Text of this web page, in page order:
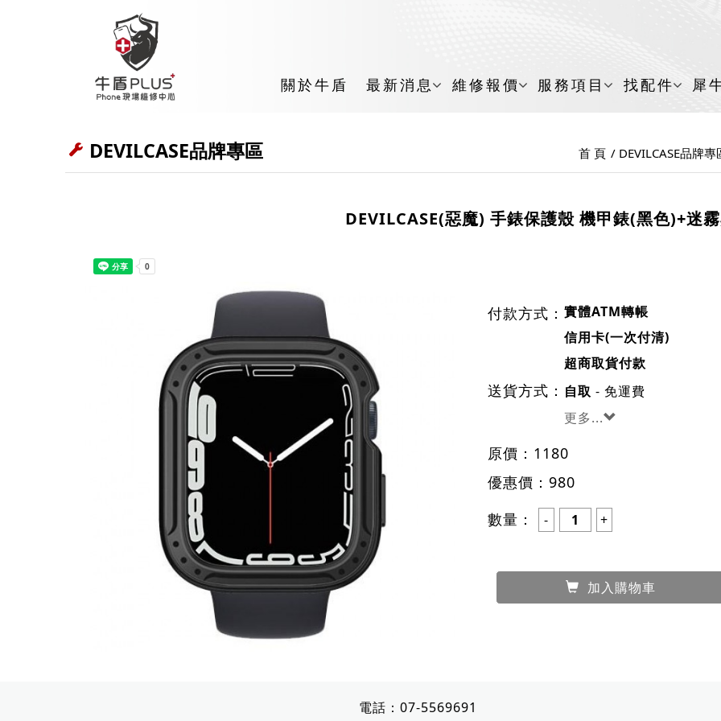
關於牛盾 最新消息 維修報價 服務項目 找配件 犀
DEVILCASE品牌專區 首 頁 DEVILCASE品牌專
DEVILCASE(惡魔) 手錶保護殼 機甲錶(黑色)+迷
付款方式： 實體ATM轉帳
信用卡(一次付清)
超商取貨付款
送貨方式： 自取 - 免運費
更多...
原價： 1180
優惠價： 980
數量：
加入購物車
電話：07-5569691